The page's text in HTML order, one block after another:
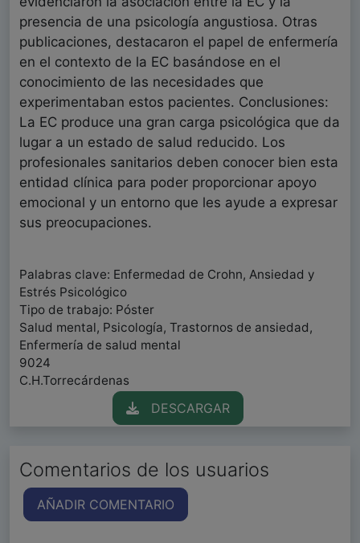
presencia de una psicología angustiosa. Otras
publicaciones, destacaron el papel de enfermería
en el contexto de la EC basándose en el
conocimiento de las necesidades que
experimentaban estos pacientes. Conclusiones:
La EC produce una gran carga psicológica que da
lugar a un estado de salud reducido. Los
profesionales sanitarios deben conocer bien esta
entidad clínica para poder proporcionar apoyo
emocional y un entorno que les ayude a expresar
sus preocupaciones.
Palabras clave: Enfermedad de Crohn, Ansiedad y
Estrés Psicológico
Tipo de trabajo: Póster
Salud mental, Psicología, Trastornos de ansiedad,
Enfermería de salud mental
9024
C.H.Torrecárdenas
DESCARGAR
Comentarios de los usuarios
AÑADIR COMENTARIO